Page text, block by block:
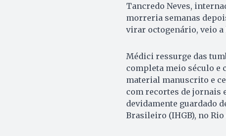
Tancredo Neves,
morreria semanas
virar octogenário, veio
Médici ressurge das
completa meio século e
material manuscrito e
com recortes de jornais
devidamente guardado
Brasileiro (IHGB), no